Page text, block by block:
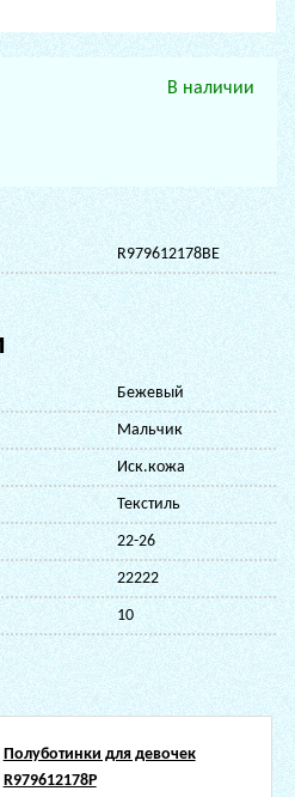
В наличии
R979612178BE
Бежевый
Мальчик
Иск.кожа
Текстиль
22-26
22222
10
Полуботинки для девочек
R979612178P